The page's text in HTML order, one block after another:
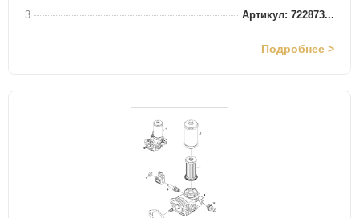
3
Артикул: 722873...
Подробнее >